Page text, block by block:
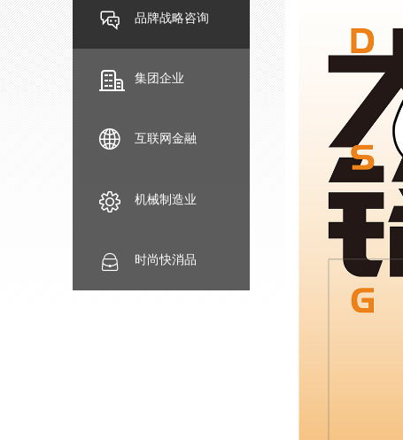
品牌战略咨询
集团企业
互联网金融
机械制造业
时尚快消品